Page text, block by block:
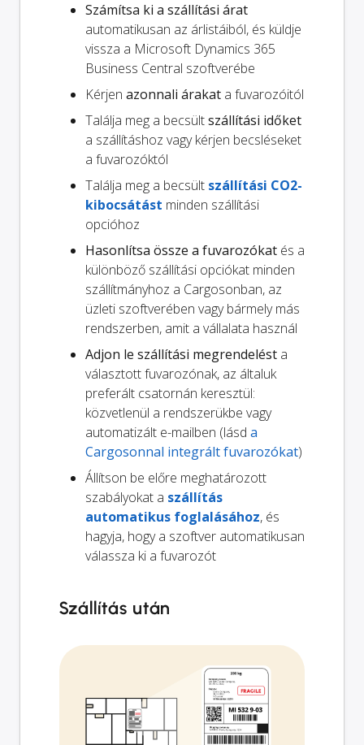
Számítsa ki a szállítási árat
automatikusan az árlistáiból, és küldje
vissza a Microsoft Dynamics 365
Business Central szoftverébe
Kérjen azonnali árakat a fuvarozóitól
Találja meg a becsültszállítási időket
a szállításhoz vagy kérjen becsléseket
a fuvarozóktól
Találja meg a becsült szállítási CO2-
kibocsátást minden szállítási
opcióhoz
Hasonlítsa össze a fuvarozókat és a
különböző szállítási opciókat minden
szállítmányhoz a Cargosonban, az
üzleti szoftverében vagy bármely más
rendszerben, amit a vállalata használ
Adjon le szállítási megrendelést a
választott fuvarozónak, az általuk
preferált csatornán keresztül:
közvetlenül a rendszerükbe vagy
automatizált e-mailben (lásd a
Cargosonnal integrált fuvarozókat)
Állítson be előre meghatározott
szabályokat a szállítás
automatikus foglalásához, és
hagyja, hogy a szoftver automatikusan
válassza ki a fuvarozót
Szállítás után